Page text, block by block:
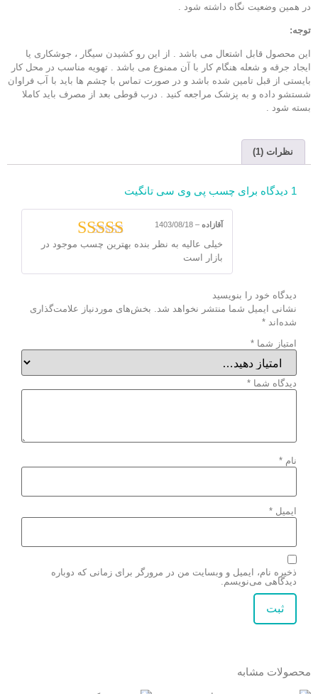
در همین وضعیت نگاه داشته شود .
توجه:
این محصول قابل اشتعال می باشد . از این رو کشیدن سیگار ، جوشکاری یا
ایجاد جرقه و شعله هنگام کار با آن ممنوع می باشد . تهویه مناسب در محل کار
بایستی از قبل تامین شده باشد و در صورت تماس با چشم ها باید با آب فراوان
شستشو داده و به پزشک مراجعه کنید . درب قوطی بعد از مصرف باید کاملا
بسته شود .
نظرات (1)
1 دیدگاه برای چسب پی وی سی تانگیت
نمره5 از 5
آقازاده –
1403/08/18
خیلی عالیه به نظر بنده بهترین چسب موجود در
بازار است
دیدگاه خود را بنویسید
نشانی ایمیل شما منتشر نخواهد شد. بخش‌های موردنیاز علامت‌گذاری
شده‌اند *
امتیاز شما *
دیدگاه شما *
نام *
ایمیل *
ذخیره نام، ایمیل و وبسایت من در مرورگر برای زمانی که دوباره
دیدگاهی می‌نویسم.
محصولات مشابه